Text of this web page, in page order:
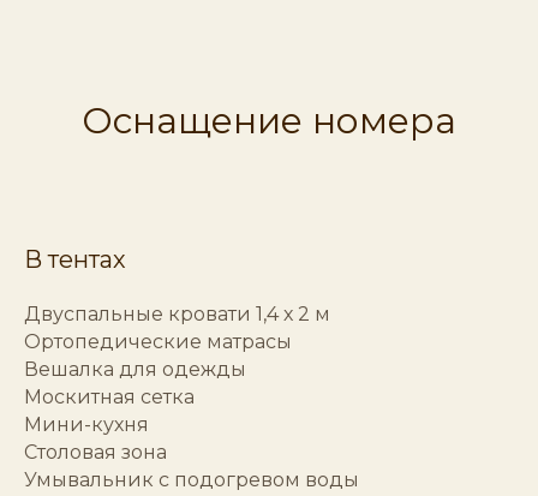
Оснащение номера
В тентах
Двуспальные кровати 1,4 х 2 м
Ортопедические матрасы
Вешалка для одежды
Москитная сетка
Мини-кухня
Столовая зона
Умывальник с подогревом воды